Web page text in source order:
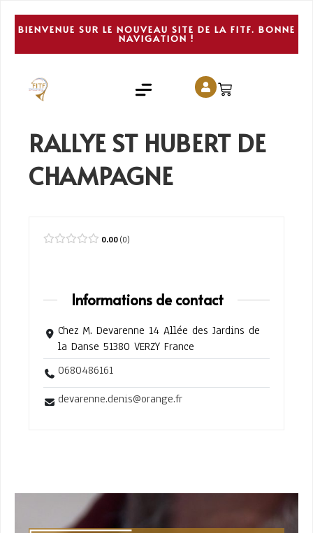
BIENVENUE SUR LE NOUVEAU SITE DE LA FITF. BONNE
NAVIGATION !
RALLYE ST HUBERT DE
CHAMPAGNE
0.00 0
Informations de contact
Chez M. Devarenne 14 Allée des Jardins de
la Danse 51380 VERZY France
0680486161
devarenne.denis@orange.fr